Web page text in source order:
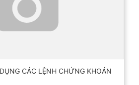
CÁC LỆNH CHỨNG KHOÁN